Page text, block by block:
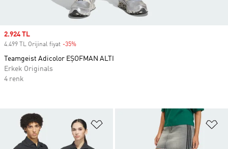
Favori Listesine Ekle
Sale price
2.924 TL
4.499 TL Orijinal fiyat -35%
Teamgeist Adicolor EŞOFMAN ALTI
Erkek Originals
4 renk